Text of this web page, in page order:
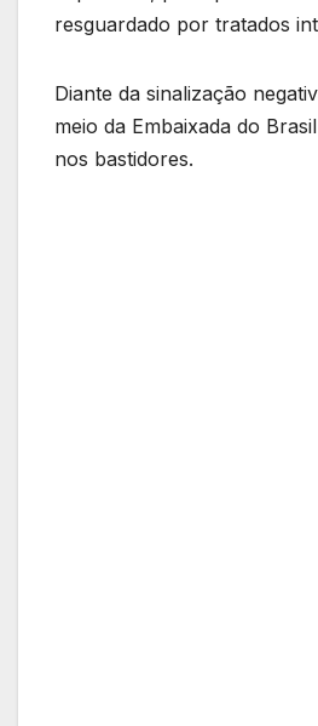
resguardado por tratados
Diante da sinalização
meio da Embaixada do
nos bastidores.